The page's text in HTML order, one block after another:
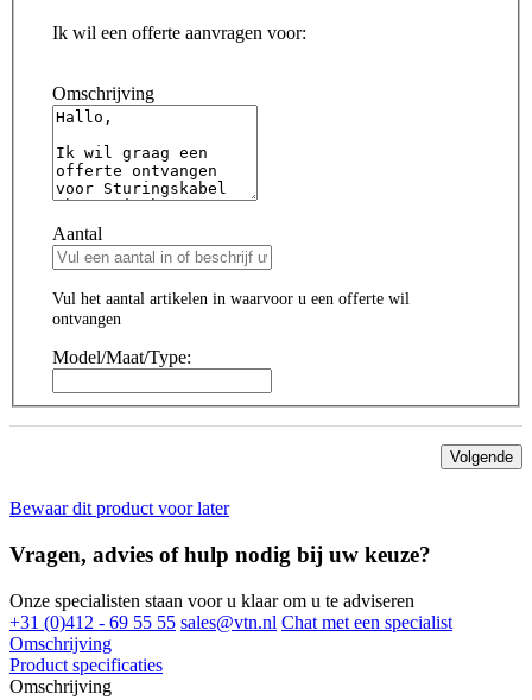
Ik wil een offerte aanvragen voor:
Omschrijving
Aantal
Vul het aantal artikelen in waarvoor u een offerte wil
ontvangen
Model/Maat/Type:
Volgende
Bewaar dit product voor later
Vragen, advies of hulp nodig bij uw keuze?
Onze specialisten staan voor u klaar om u te adviseren
+31 (0)412 - 69 55 55 sales@vtn.nl Chat met een specialist
Omschrijving
Product specificaties
Omschrijving